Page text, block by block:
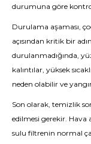
durumuna göre
Durulama aşaması,
açısından kritik bir
durulanmadığında,
kalıntılar, yüksek
neden olabilir ve
Son olarak, temizlik
edilmesi gerekir. Hava
sulu filtrenin normal